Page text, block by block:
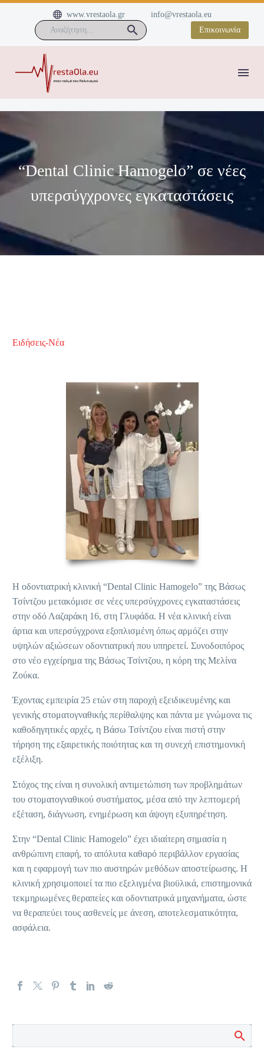

 www.vrestaola.gr
info@vrestaola.eu
Επικοινωνία
“Dental Clinic Hamogelo” σε νέες
υπερσύγχρονες εγκαταστάσεις
Ειδήσεις-Νέα
Η οδοντιατρική κλινική “Dental Clinic Hamogelo” της Βάσως
Τσίντζου μετακόμισε σε νέες υπερσύγχρονες εγκαταστάσεις
στην οδό Λαζαράκη 16, στη Γλυφάδα. Η νέα κλινική είναι
άρτια και υπερσύγχρονα εξοπλισμένη όπως αρμόζει στην
υψηλών αξιώσεων οδοντιατρική που υπηρετεί. Συνοδοιπόρος
στο νέο εγχείρημα της Βάσως Τσίντζου, η κόρη της Μελίνα
Ζούκα.
Έχοντας εμπειρία 25 ετών στη παροχή εξειδικευμένης και
γενικής στοματογναθικής περίθαλψης και πάντα με γνώμονα τις
καθοδηγητικές αρχές, η Βάσω Τσίντζου είναι πιστή στην
τήρηση της εξαιρετικής ποιότητας και τη συνεχή επιστημονική
εξέλιξη.
Στόχος της είναι η συνολική αντιμετώπιση των προβλημάτων
του στοματογναθικού συστήματος, μέσα από την λεπτομερή
εξέταση, διάγνωση, ενημέρωση και άψογη εξυπηρέτηση.
Στην “Dental Clinic Hamogelo” έχει ιδιαίτερη σημασία η
ανθρώπινη επαφή, το απόλυτα καθαρό περιβάλλον εργασίας
και η εφαρμογή των πιο αυστηρών μεθόδων αποστείρωσης. Η
κλινική χρησιμοποιεί τα πιο εξελιγμένα βιοϋλικά, επιστημονικά
τεκμηριωμένες θεραπείες και οδοντιατρικά μηχανήματα, ώστε
να θεραπεύει τους ασθενείς με άνεση, αποτελεσματικότητα,
ασφάλεια.